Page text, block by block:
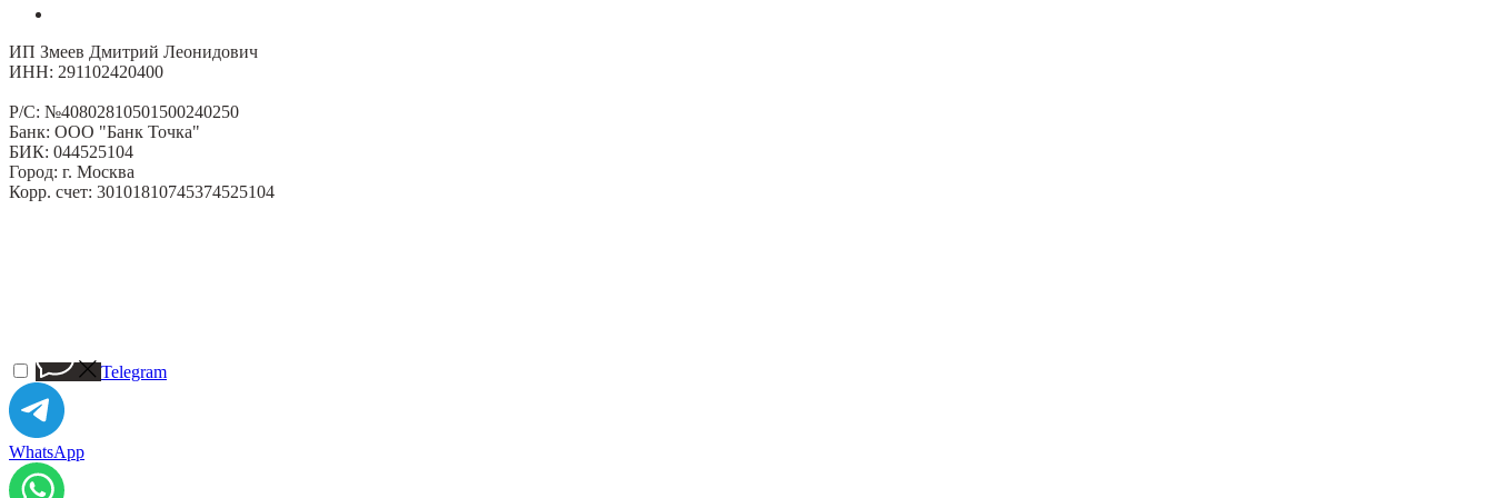
ИП Змеев Дмитрий Леонидович
ИНН: 291102420400
Р/С: №40802810501500240250
Банк: ООО "Банк Точка"
БИК: 044525104
Город: г. Москва
Корр. счет: 30101810745374525104
Telegram
WhatsApp